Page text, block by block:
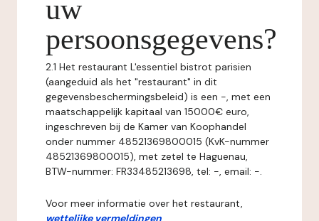
uw
persoonsgegevens?
2.1 Het restaurant L'essentiel bistrot parisien
(aangeduid als het "restaurant" in dit
gegevensbeschermingsbeleid) is een -, met een
maatschappelijk kapitaal van 15000€ euro,
ingeschreven bij de Kamer van Koophandel
onder nummer 48521369800015 (KvK-nummer
48521369800015), met zetel te Haguenau,
BTW-nummer: FR33485213698, tel: -, email: -.
Voor meer informatie over het restaurant,
wettelijke vermeldingen .